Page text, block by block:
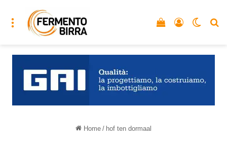
Menu Accedi
Vedi il carrello
Home / hof ten dormaal